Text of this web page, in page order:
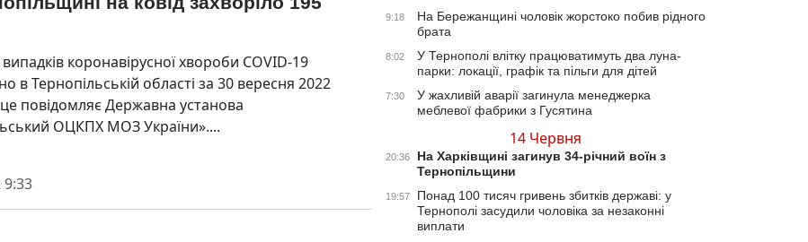
коронавірусної хвороби COVID-19
в Тернопільській області за 30 вересня 2022
повідомляє Державна установа
ОЦКПХ МОЗ України»....
9:33
9:18
На Бережанщині чоловік жорстоко побив рідного
брата
8:02
У Тернополі влітку працюватимуть два луна-
парки: локації, графік та пільги для дітей
7:30
У жахливій аварії загинула менеджерка
меблевої фабрики з Гусятина
14 Червня
20:36
На Харківщині загинув 34-річний воїн з
Тернопільщини
19:57
Понад 100 тисяч гривень збитків державі: у
Тернополі засудили чоловіка за незаконні
виплати